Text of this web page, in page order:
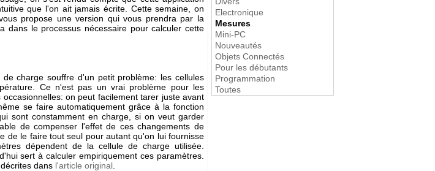
que l'on ait jamais écrite. Cette semaine, on
propose une version qui vous prendra par la
dans le processus nécessaire pour calculer cette
charge souffre d'un petit problème: les cellules
Ce n'est pas un vrai problème pour les
on peut facilement tarer juste avant
se faire automatiquement grâce à la fonction
sont constamment en charge, si on veut garder
de compenser l'effet de ces changements de
de le faire tout seul pour autant qu'on lui fournisse
dépendent de la cellule de charge utilisée.
sert à calculer empiriquement ces paramètres.
dans l'article original
Electronique
Mesures
Mini-PC
Nouveautés
Objets Connectés
Pour les débutants
Programmation
Toutes